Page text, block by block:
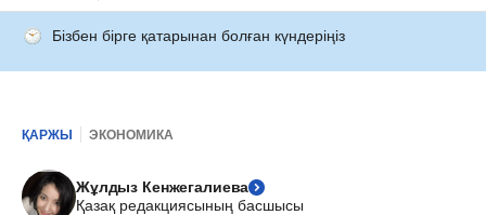
Бізбен бірге қатарынан болған күндеріңіз
ҚАРЖЫ ЭКОНОМИКА
Жұлдыз Кенжегалиева
Қазақ редакциясының басшысы